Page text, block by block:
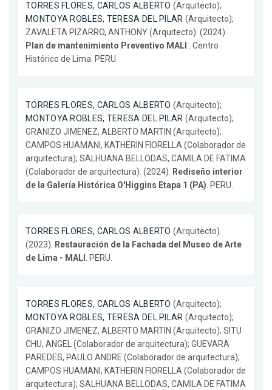
TORRES FLORES, CARLOS ALBERTO (Arquitecto);
MONTOYA ROBLES, TERESA DEL PILAR (Arquitecto);
ZAVALETA PIZARRO, ANTHONY (Arquitecto). (2024).
Plan de mantenimiento Preventivo MALI
. Centro
Histórico de Lima. PERU.
TORRES FLORES, CARLOS ALBERTO (Arquitecto);
MONTOYA ROBLES, TERESA DEL PILAR (Arquitecto);
GRANIZO JIMENEZ, ALBERTO MARTIN (Arquitecto);
CAMPOS HUAMANI, KATHERIN FIORELLA (Colaborador de
arquitectura); SALHUANA BELLODAS, CAMILA DE FATIMA
(Colaborador de arquitectura). (2024).
Rediseño interior
de la Galería Histórica O'Higgins Etapa 1 (PA) . PERU.
TORRES FLORES, CARLOS ALBERTO (Arquitecto).
(2023).
Restauración de la Fachada del Museo de Arte
de Lima - MALI
. PERU.
TORRES FLORES, CARLOS ALBERTO (Arquitecto);
MONTOYA ROBLES, TERESA DEL PILAR (Arquitecto);
GRANIZO JIMENEZ, ALBERTO MARTIN (Arquitecto); SITU
CHU, ANGEL (Colaborador de arquitectura); GUEVARA
PAREDES, PAULO ANDRE (Colaborador de arquitectura);
CAMPOS HUAMANI, KATHERIN FIORELLA (Colaborador de
arquitectura); SALHUANA BELLODAS, CAMILA DE FATIMA